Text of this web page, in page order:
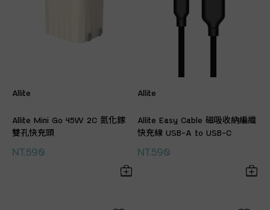
Allite
Allite Mini Go 45W 2C 氮化鎵
雙孔快充頭
NT.590
Allite
Allite Easy Cable 磁吸收納編織
快充線 USB-A to USB-C
NT.590